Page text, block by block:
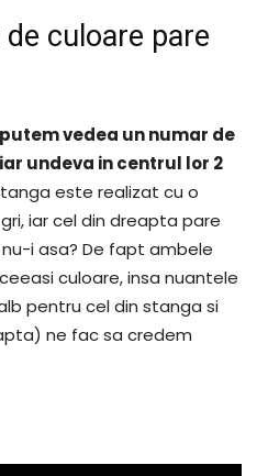
culoare pare
vedea un numar de
undeva in centrul lor 2
este realizat cu o
iar cel din dreapta pare
i asa? De fapt ambele
culoare, insa nuantele
pentru cel din stanga si
ne fac sa credem